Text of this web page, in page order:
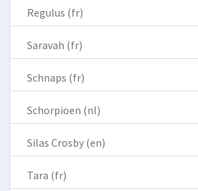
Regulus (fr)
Saravah (fr)
Schnaps (fr)
Schorpioen (nl)
Silas Crosby (en)
Tara (fr)